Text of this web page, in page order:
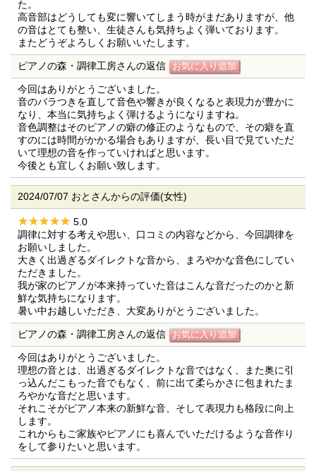
た。
高音部はどうしても変に響いてしまう時がまだありますが、他
の音はとても整い、生徒さんも気持ちよく弾いております。
またどうぞよろしくお願いいたします。
ピアノの森・調律工房さんの返信
今回はありがとうございました。
音のバラつきを直して音色や響きが良くなると表現力が豊かに
なり、本当に気持ちよく弾けるようになりますね。
音色調整はそのピアノの癖の修正のようなもので、その癖を直
すのには時間がかかる場合もありますが、長い目で見ていただ
いて理想の音を作っていければと思います。
今後とも宜しくお願い致します。
2024/07/07 おとさんからの評価(女性)
5.0
調律に対する考えや思い、口コミの内容などから、今回調律を
お願いしました。
大きく出過ぎるダイレクトな音から、まろやかな音色にしてい
ただきました。
我が家のピアノが本来持っていた音はこんな音だったのかと新
鮮な気持ちになります。
暑い中お越しいただき、大変ありがとうございました。
ピアノの森・調律工房さんの返信
今回はありがとうございました。
理想の音とは、出過ぎるダイレクトな音ではなく、また奥に引
っ込んだこもった音でもなく、前に出て柔らかさに包まれたま
ろやかな音だと思います。
それこそがピアノ本来の新鮮な音、そして表現力も格段に向上
します。
これからもご家族やピアノにも喜んでいただけるような音作り
をして参りたいと思います。